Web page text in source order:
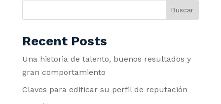
Buscar
Recent Posts
Una historia de talento, buenos resultados y
gran comportamiento
Claves para edificar su perfil de reputación